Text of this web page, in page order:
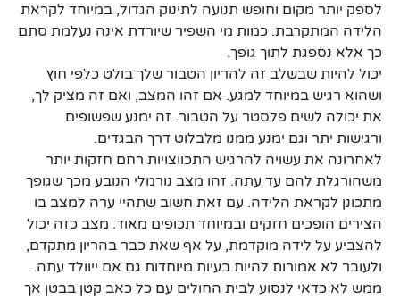
לספק יותר מקום וחופש תנועה לתינוק הגדול, במיוחד לקראת
הלידה המתקרבת. כמות מי השפיר שיורדת אינה נעלמת סתם
כך אלא נספגת לתוך גופך.
יכול להיות שבשלב זה להריון הטבור שלך בולט כלפי חוץ
ושהוא רגיש במיוחד למגע. אם זהו המצב, ואם זה מציק לך,
את יכולה לשים פלסטר על הטבור. זה ימנע שפשופים
ורגישות יתר וגם ימנע ממנו מלבלוט דרך הבגדים.
לאחרונה את עשויה להרגיש התכווצויות רחם חזקות יותר
משהורגלת להם עד עתה. זהו מצב נורמלי הנובע מכך שגופך
מתכונן לקראת הלידה. עם זאת חשוב שתהיי ערה למצב בו
הצירים הופכים חזקים ובמיוחד תכופים מאוד. מצב כזה יכול
להצביע על לידה מוקדמת, על אף שאת כבר בהריון מתקדם,
ולעובר לא אמורות להיות בעיות מיוחדות גם אם ייוולד עתה.
ממש לא כדאי לנסוע לבית החולים עם כל כאב קטן בבטן אך